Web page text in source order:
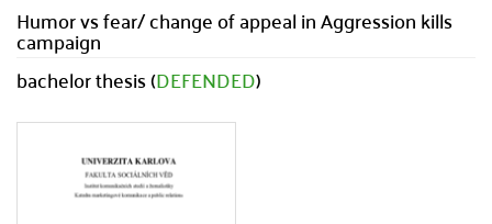
Humor vs fear/ change of appeal in Aggression kills
campaign
bachelor thesis (DEFENDED)